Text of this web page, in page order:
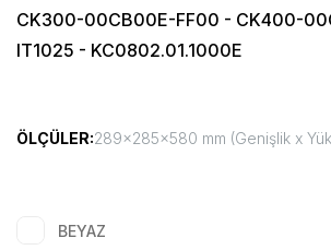
CK300-00CB00E-FF00 - CK400-
IT1025 - KC0802.01.1000E
ÖLÇÜLER:289x285x580 mm (Genişlik x
BEYAZ